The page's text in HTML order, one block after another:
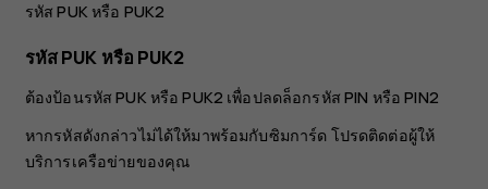
รหัส PUK หรือ PUK2
รหัส PUK หรือ PUK2
ต้องป้อนรหัส PUK หรือ PUK2 เพื่อปลดล็อกรหัส PIN หรือ PIN2
หากรหัสดังกล่าวไม่ได้ให้มาพร้อมกับซิมการ์ด โปรดติดต่อผู้ให้
บริการเครือข่ายของคุณ